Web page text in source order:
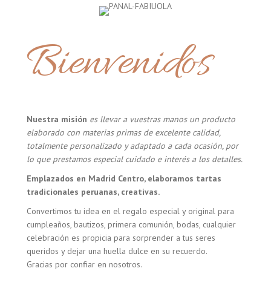
Bienvenidos
Nuestra misión es llevar a vuestras manos un producto
elaborado con materias primas de excelente calidad,
totalmente personalizado y adaptado a cada ocasión, por
lo que prestamos especial cuidado e interés a los detalles.
Emplazados en Madrid Centro, elaboramos tartas
tradicionales peruanas, creativas.
Convertimos tu idea en el regalo especial y original para
cumpleaños, bautizos, primera comunión, bodas, cualquier
celebración es propicia para sorprender a tus seres
queridos y dejar una huella dulce en su recuerdo.
Gracias por confiar en nosotros.